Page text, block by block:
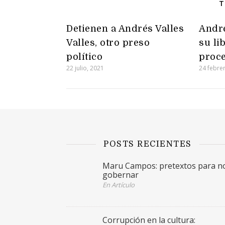
Detienen a Andrés Valles
Valles, otro preso
político
22 julio, 2021
su
24
POSTS RECIENTES
Maru Campos: pretextos para
gobernar
En Artículo
Corrupción en la cultura: